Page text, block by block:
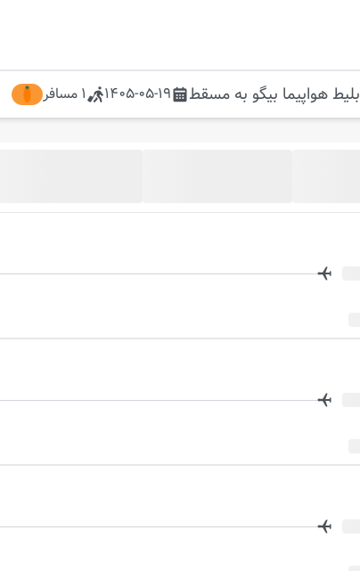
بلیط هواپیما بیگو به مسقط 1405-05-19
1 مسافر